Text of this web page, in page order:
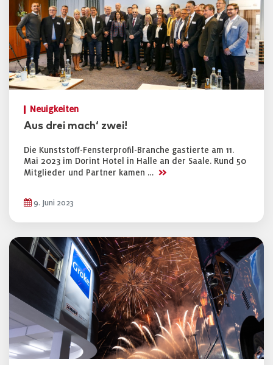
Neuigkeiten
Aus drei mach‘ zwei!
Die Kunststoff-Fensterprofil-Branche gastierte am 11.
Mai 2023 im Dorint Hotel in Halle an der Saale. Rund 50
Mitglieder und Partner kamen … >>
9. Juni 2023